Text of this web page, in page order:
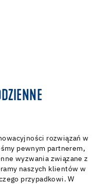
rozwiązań w
pewnym partnerem,
wyzwania związane z
naszych klientów w
przypadkowi. W